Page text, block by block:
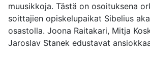
muusikkoja. Tästä on osoituksena
soittajien opiskelupaikat Sibelius
osastolla. Joona Raitakari, Mitja
Jaroslav Stanek edustavat